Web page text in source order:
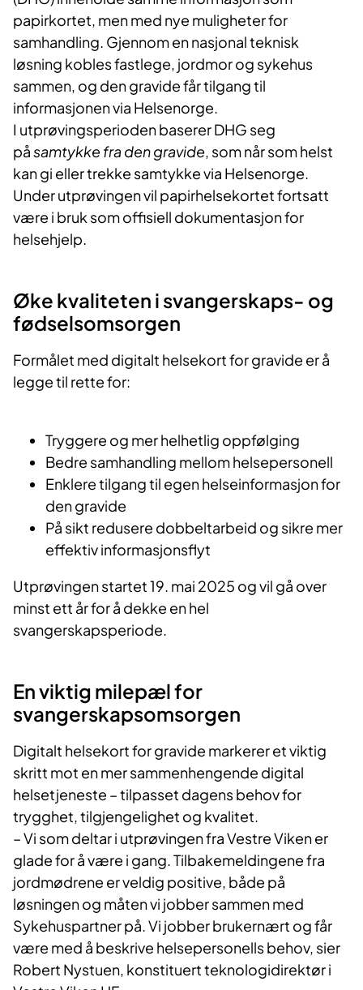
papirkortet, men med nye muligheter for
samhandling. Gjennom en nasjonal teknisk
løsning kobles fastlege, jordmor og sykehus
sammen, og den gravide får tilgang til
informasjonen via Helsenorge.
I utprøvingsperioden baserer DHG seg
påsamtykke fra den gravide, som når som helst
kan gi eller trekke samtykke via Helsenorge.
Under utprøvingen vil papirhelsekortet fortsatt
være i bruk som offisiell dokumentasjon for
helsehjelp.
Øke kvaliteten i svangerskaps- og
fødselsomsorgen
Formålet med digitalt helsekort for gravide er å
legge til rette for:
Tryggere og mer helhetlig oppfølging
Bedre samhandling mellom helsepersonell
Enklere tilgang til egen helseinformasjon for
den gravide
På sikt redusere dobbeltarbeid og sikre mer
effektiv informasjonsflyt
Utprøvingen startet 19. mai 2025 og vil gå over
minst ett år for å dekke en hel
svangerskapsperiode.
En viktig milepæl for
svangerskapsomsorgen
Digitalt helsekort for gravide markerer et viktig
skritt mot en mer sammenhengende digital
helsetjeneste – tilpasset dagens behov for
trygghet, tilgjengelighet og kvalitet.
– Vi som deltar i utprøvingen fra Vestre Viken er
glade for å være i gang. Tilbakemeldingene fra
jordmødrene er veldig positive, både på
løsningen og måten vi jobber sammen med
Sykehuspartner på. Vi jobber brukernært og får
være med å beskrive helsepersonells behov, sier
Robert Nystuen, konstituert teknologidirektør i